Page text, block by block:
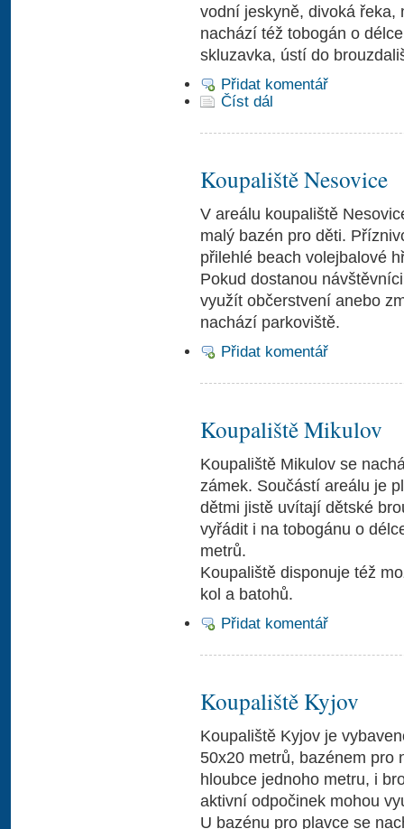
vodní jeskyně, divoká řeka,
nachází též tobogán o
skluzavka, ústí do
Přidat komentář
Číst dál
Koupaliště Nesovice
V areálu koupaliště
malý bazén pro děti.
přilehlé beach volejbalové
Pokud dostanou
využít občerstvení anebo
nachází parkoviště.
Přidat komentář
Koupaliště Mikulov
Koupaliště Mikulov se
zámek. Součástí areálu je
dětmi jistě uvítají dětské
vyřádit i na tobogánu o
metrů.
Koupaliště disponuje též
kol a batohů.
Přidat komentář
Koupaliště Kyjov
Koupaliště Kyjov je
50x20 metrů, bazénem pro
hloubce jednoho metru, i
aktivní odpočinek mohou
U bazénu pro plavce se